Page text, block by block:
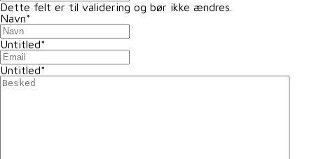
Dette felt er til validering og bør ikke ændres.
Navn*
Untitled*
Untitled*